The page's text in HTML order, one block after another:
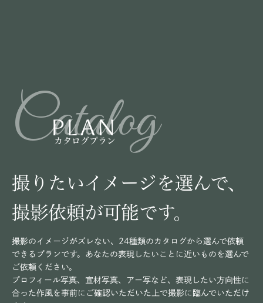
Catalog
PLAN
カタログプラン
撮りたいイメージを選んで、
撮影依頼が可能です。
撮影のイメージがズレない、24種類のカタログから選んで依頼
できるプランです。あなたの表現したいことに近いものを選んで
ご依頼ください。
プロフィール写真、宣材写真、アー写など、表現したい方向性に
合った作風を事前にご確認いただいた上で撮影に臨んでいただけ